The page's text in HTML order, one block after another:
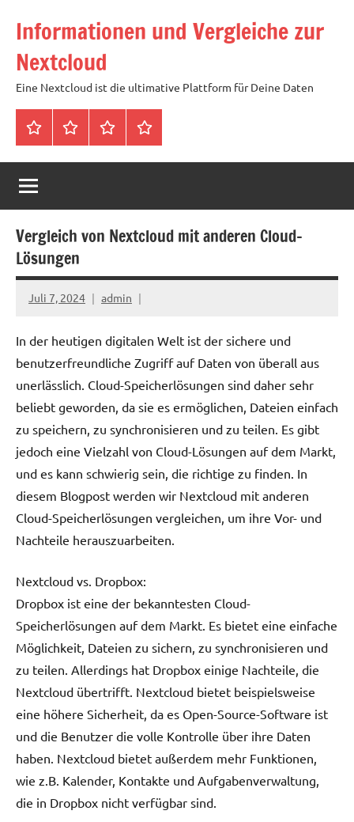
Inhalt
springen
Informationen und Vergleiche zur
Nextcloud
Eine Nextcloud ist die ultimative Plattform für Deine Daten
StartseiteNeuste
Artikel
Cloud
mit
Speicher
Euro
mtl
Tags
Vergleich von Nextcloud mit anderen Cloud-
Lösungen
Juli 7, 2024 admin
In der heutigen digitalen Welt ist der sichere und
benutzerfreundliche Zugriff auf Daten von überall aus
unerlässlich. Cloud-Speicherlösungen sind daher sehr
beliebt geworden, da sie es ermöglichen, Dateien einfach
zu speichern, zu synchronisieren und zu teilen. Es gibt
jedoch eine Vielzahl von Cloud-Lösungen auf dem Markt,
und es kann schwierig sein, die richtige zu finden. In
diesem Blogpost werden wir Nextcloud mit anderen
Cloud-Speicherlösungen vergleichen, um ihre Vor- und
Nachteile herauszuarbeiten.
Nextcloud vs. Dropbox:
Dropbox ist eine der bekanntesten Cloud-
Speicherlösungen auf dem Markt. Es bietet eine einfache
Möglichkeit, Dateien zu sichern, zu synchronisieren und
zu teilen. Allerdings hat Dropbox einige Nachteile, die
Nextcloud übertrifft. Nextcloud bietet beispielsweise
eine höhere Sicherheit, da es Open-Source-Software ist
und die Benutzer die volle Kontrolle über ihre Daten
haben. Nextcloud bietet außerdem mehr Funktionen,
wie z.B. Kalender, Kontakte und Aufgabenverwaltung,
die in Dropbox nicht verfügbar sind.